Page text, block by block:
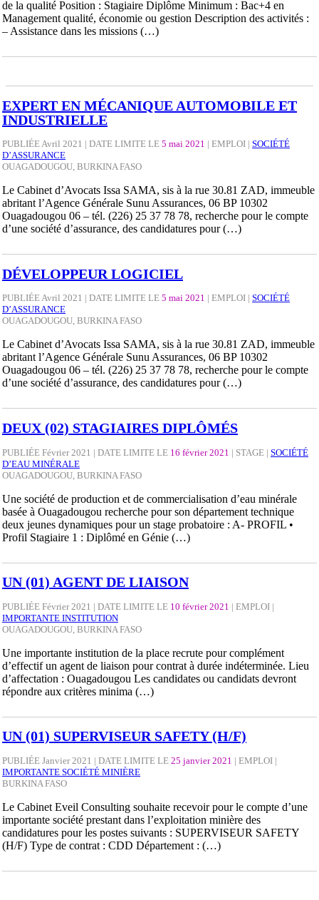
de la qualité Position : Stagiaire Diplôme Minimum : Bac+4 en
Management qualité, économie ou gestion Description des activités :
– Assistance dans les missions (…)
EXPERT EN MÉCANIQUE AUTOMOBILE ET
INDUSTRIELLE
PUBLIÉE Avril 2021 | DATE LIMITE LE 5 mai 2021 | EMPLOI | SOCIÉTÉ
D’ASSURANCE
OUAGADOUGOU, BURKINA FASO
Le Cabinet d’Avocats Issa SAMA, sis à la rue 30.81 ZAD, immeuble
abritant l’Agence Générale Sunu Assurances, 06 BP 10302
Ouagadougou 06 – tél. (226) 25 37 78 78, recherche pour le compte
d’une société d’assurance, des candidatures pour (…)
DÉVELOPPEUR LOGICIEL
PUBLIÉE Avril 2021 | DATE LIMITE LE 5 mai 2021 | EMPLOI | SOCIÉTÉ
D’ASSURANCE
OUAGADOUGOU, BURKINA FASO
Le Cabinet d’Avocats Issa SAMA, sis à la rue 30.81 ZAD, immeuble
abritant l’Agence Générale Sunu Assurances, 06 BP 10302
Ouagadougou 06 – tél. (226) 25 37 78 78, recherche pour le compte
d’une société d’assurance, des candidatures pour (…)
DEUX (02) STAGIAIRES DIPLÔMÉS
PUBLIÉE Février 2021 | DATE LIMITE LE 16 février 2021 | STAGE | SOCIÉTÉ
D’EAU MINÉRALE
OUAGADOUGOU, BURKINA FASO
Une société de production et de commercialisation d’eau minérale
basée à Ouagadougou recherche pour son département technique
deux jeunes dynamiques pour un stage probatoire : A- PROFIL •
Profil Stagiaire 1 : Diplômé en Génie (…)
UN (01) AGENT DE LIAISON
PUBLIÉE Février 2021 | DATE LIMITE LE 10 février 2021 | EMPLOI |
IMPORTANTE INSTITUTION
OUAGADOUGOU, BURKINA FASO
Une importante institution de la place recrute pour complément
d’effectif un agent de liaison pour contrat à durée indéterminée. Lieu
d’affectation : Ouagadougou Les candidates ou candidats devront
répondre aux critères minima (…)
UN (01) SUPERVISEUR SAFETY (H/F)
PUBLIÉE Janvier 2021 | DATE LIMITE LE 25 janvier 2021 | EMPLOI |
IMPORTANTE SOCIÉTÉ MINIÈRE
BURKINA FASO
Le Cabinet Eveil Consulting souhaite recevoir pour le compte d’une
importante société prestant dans l’exploitation minière des
candidatures pour les postes suivants : SUPERVISEUR SAFETY
(H/F) Type de contrat : CDD Département : (…)